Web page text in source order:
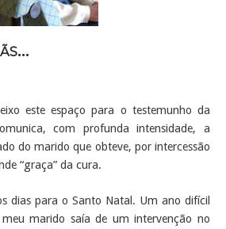
este espaço para o testemunho da
com profunda intensidade, a
do marido que obteve, por intercessão
“graça” da cura.
dias para o Santo Natal. Um ano difícil
marido saía de um intervenção no